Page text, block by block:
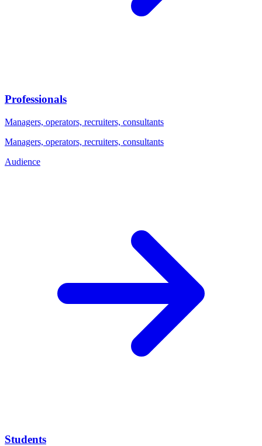
Professionals
Managers, operators, recruiters, consultants
Managers, operators, recruiters, consultants
Audience
Students